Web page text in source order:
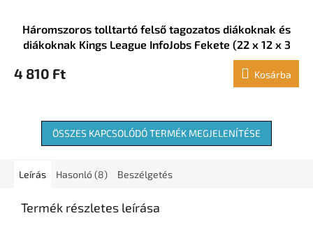
Háromszoros tolltartó felső tagozatos diákoknak és
diákoknak Kings League InfoJobs Fekete (22 x 12 x 3
4 810 Ft Kosárba
ÖSSZES KAPCSOLÓDÓ TERMÉK MEGJELENÍTÉSE
Leírás Hasonló (8) Beszélgetés
Termék részletes leírása